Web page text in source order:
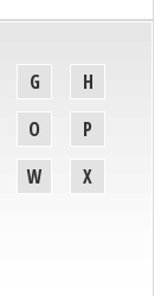
G
H
O
P
W
X